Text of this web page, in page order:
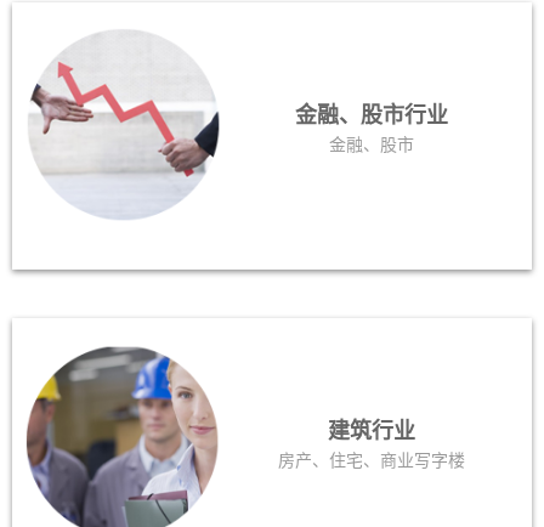
金融、股市行业
金融、股市
建筑行业
房产、住宅、商业写字楼